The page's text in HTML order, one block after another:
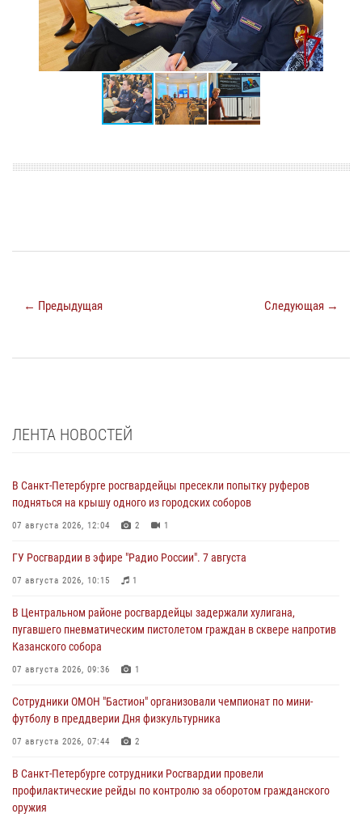
← Предыдущая Следующая →
ЛЕНТА НОВОСТЕЙ
В Санкт-Петербурге росгвардейцы пресекли попытку руферов
подняться на крышу одного из городских соборов
07 августа 2026, 12:04 2 1
ГУ Росгвардии в эфире "Радио России". 7 августа
07 августа 2026, 10:15 1
В Центральном районе росгвардейцы задержали хулигана,
пугавшего пневматическим пистолетом граждан в сквере напротив
Казанского собора
07 августа 2026, 09:36 1
Сотрудники ОМОН "Бастион" организовали чемпионат по мини-
футболу в преддверии Дня физкультурника
07 августа 2026, 07:44 2
В Санкт-Петербурге сотрудники Росгвардии провели
профилактические рейды по контролю за оборотом гражданского
оружия